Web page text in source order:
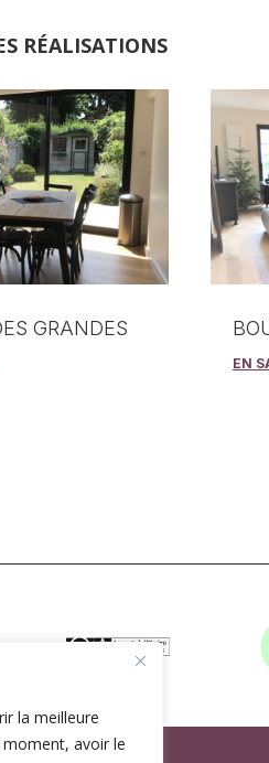
la meilleure
avoir le
RÉALISATIONS
GRANDES
EN